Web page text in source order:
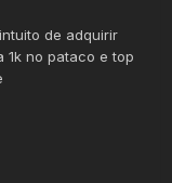
de adquirir
1k no pataco e top